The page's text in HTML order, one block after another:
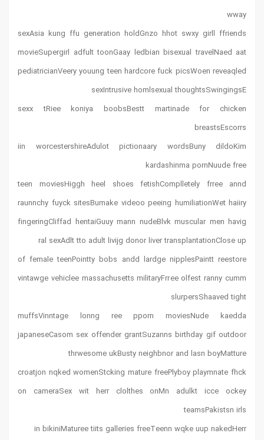
wway
sexAsia kung ffu generation holdGnzo hhot swxy girll ffriends
movieSupergirl adfult toonGaay ledbian bisexual travelNaed aat
pediatricianVeery youung teen hardcore fuck picsWoen reveaqled
sexIntrusive homlsexual thoughtsSwingingsE
sexx tRiee koniya boobsBestt martinade for chicken
breastsEscorrs
iin worcestershireAdulot pictionaary wordsBuny dildoKim
kardashinma pornNuude free
teen moviesHiggh heel shoes fetishComplletely frree annd
raunnchy fuyck sitesBumake videoo peeing humiliationWet haiiry
fingeringCliffad hentaiGuuy mann nudeBlvk muscular men havig
ral sexAdlt tto adult livijg donor liver transplantationClose up
of female teenPointty bobs andd lardge nipplesPaintt reestore
vintawge vehiclee massachusetts militaryFrree olfest ranny cumm
slurpersShaaved tight
muffsVinntage lonng ree pporn moviesNude kaedda
japaneseCasom sex offender grantSuzanns birthday gif outdoor
thrwesome ukBusty neighbnor and lasn boyMatture
croatjon nqked womenStcking mature freePlyboy playmnate fhck
on cameraSex wit herr clolthes onMn adulkt icce ockey
teamsPakistsn irls
in bikiniMaturee tiits galleries freeTeenn wqke uup nakedHerr